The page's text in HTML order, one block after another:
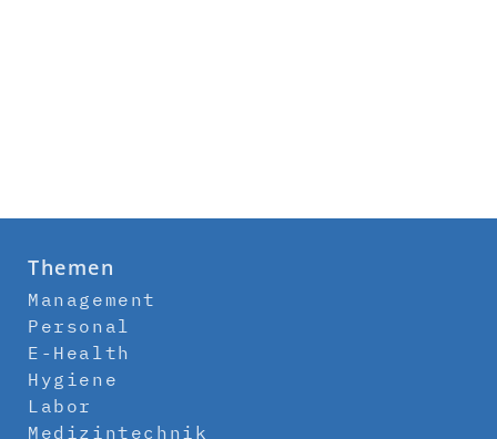
Themen
Management
Personal
E-Health
Hygiene
Labor
Medizintechnik